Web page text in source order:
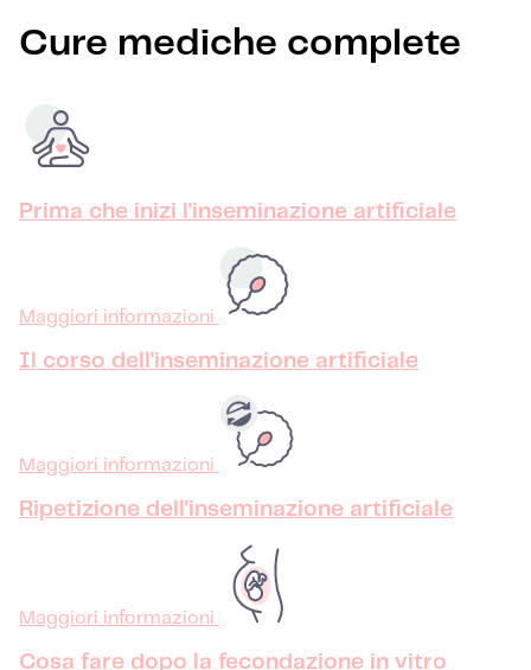
Cure mediche complete
Prima che inizi l'inseminazione artificiale
Maggiori informazioni
Il corso dell'inseminazione artificiale
Maggiori informazioni
Ripetizione dell'inseminazione artificiale
Maggiori informazioni
Cosa fare dopo la fecondazione in vitro